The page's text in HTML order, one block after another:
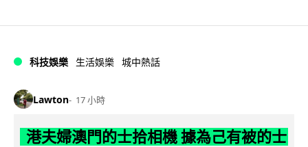
科技娛樂 生活娛樂 城中熱話
Lawton 17 小時
港夫婦澳門的士拾相機 據為己有被的士